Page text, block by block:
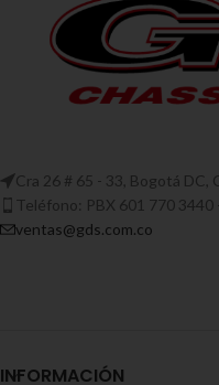
Cra 26 # 65 - 33, Bogotá DC,
Teléfono: PBX 601 770
ventas@gds.com.co
INFORMACIÓN